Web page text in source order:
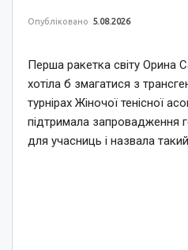
Опубліковано 5.08.2026
Перша ракетка світу Орина
хотіла б змагатися з
турнірах Жіночої тенісної
підтримала запровадження
для учасниць і назвала